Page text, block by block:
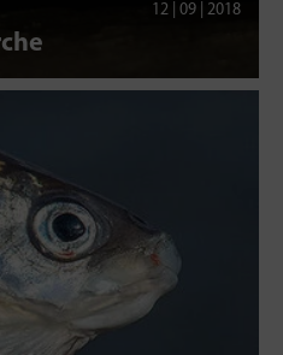
12 | 09 | 2018